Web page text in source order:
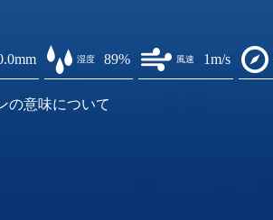
湿度 89% 風速 1m/s
の意味について